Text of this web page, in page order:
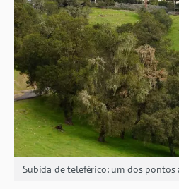
Subida de teleférico: um dos